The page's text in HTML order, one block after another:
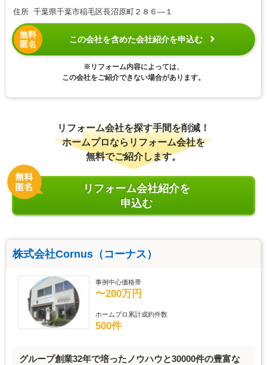
住所 千葉県千葉市稲毛区長沼原町２８６―１
無料
匿名
この会社を含めた会社紹介を申込む
※リフォーム内容によっては、
この会社をご紹介できない場合があります。
リフォーム会社を探す手間を削減！
ホームプロならリフォーム会社を
無料でご紹介します。
リフォーム会社紹介を
申込む
株式会社Cornus（コーナス）
事例中心価格帯
〜200万円
ホームプロ累計成約件数
500件
グループ創業32年で培ったノウハウと30000件の豊富な